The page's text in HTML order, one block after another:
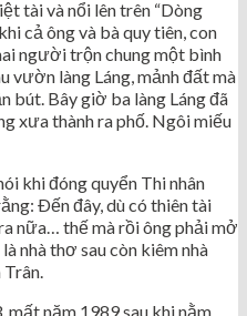
tài và nổi lên trên “Dòng
cả ông và bà quy tiên, con
người trộn chung một bình
vườn làng Láng, mảnh đất mà
bút. Bây giờ ba làng Láng đã
xưa thành ra phố. Ngôi miếu
khi đóng quyển Thi nhân
Ðến đây, dù có thiên tài
nữa… thế mà rồi ông phải mở
nhà thơ sau còn kiêm nhà
mất năm 1989 sau khi nằm